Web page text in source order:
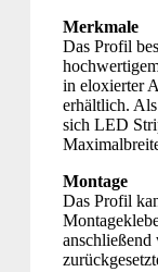
Merkmale
Das Profil
in eloxierter
erhältlich.
sich LED
Montage
Das Profil